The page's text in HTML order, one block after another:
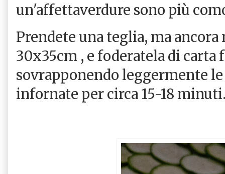
un'affettaverdure sono più
Prendete una teglia, ma
30x35cm , e foderatela di carta
sovrapponendo leggermente
infornate per circa 15-18